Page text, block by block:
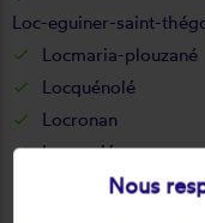
Loc-eguiner-saint-
Locmaria-plouzané
Locquénolé
Locronan
Locunolé
Nous